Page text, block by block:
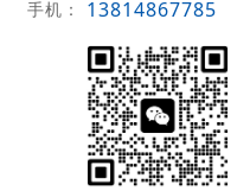
手机： 13814867785